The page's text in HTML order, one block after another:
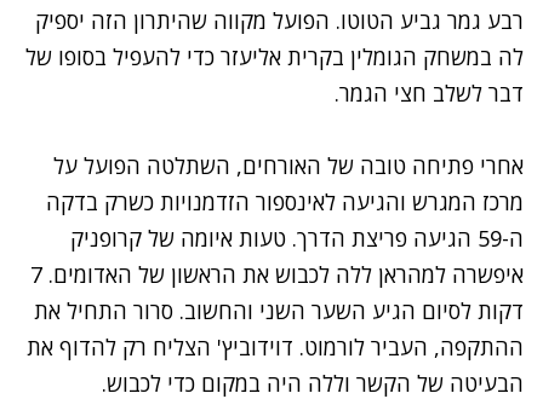
רבע גמר גביע הטוטו. הפועל מקווה שהיתרון הזה יספיק
לה במשחק הגומלין בקרית אליעזר כדי להעפיל בסופו של
דבר לשלב חצי הגמר.
אחרי פתיחה טובה של האורחים, השתלטה הפועל על
מרכז המגרש והגיעה לאינספור הזדמנויות כשרק בדקה
ה-59 הגיעה פריצת הדרך. טעות איומה של קרופניק
איפשרה למהראן ללה לכבוש את הראשון של האדומים. 7
דקות לסיום הגיע השער השני והחשוב. סרור התחיל את
ההתקפה, העביר לורמוט. דוידוביץ' הצליח רק להדוף את
הבעיטה של הקשר וללה היה במקום כדי לכבוש.